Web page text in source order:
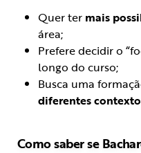
Quer ter mais
área;
Prefere decidir o
longo do curso;
Busca uma
diferentes
Como saber se